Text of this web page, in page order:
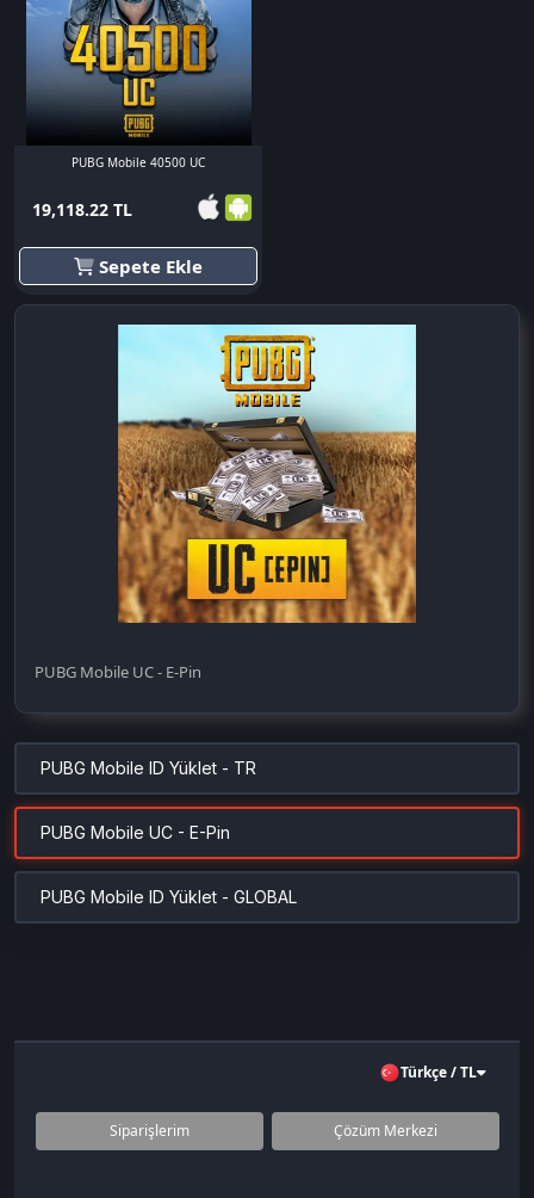
PUBG Mobile 40500 UC
19,118.22 TL
Sepete Ekle
PUBG Mobile UC - E-Pin
PUBG Mobile ID Yüklet - TR
PUBG Mobile UC - E-Pin
PUBG Mobile ID Yüklet - GLOBAL
Türkçe / TL
Siparişlerim Çözüm Merkezi